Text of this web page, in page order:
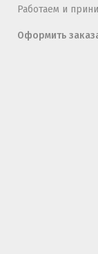
Работаем и
Оформить